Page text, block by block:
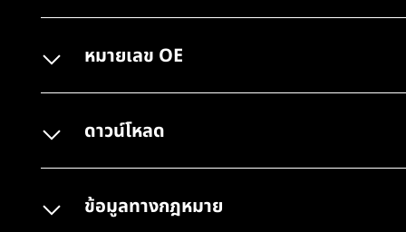
หมายเลข OE
ดาวน์โหลด
ข้อมูลทางกฎหมาย